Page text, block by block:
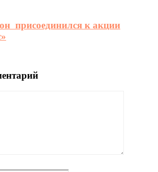
присоединился к акции